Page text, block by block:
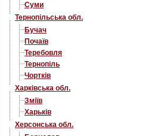
Суми
Тернопільська обл.
Бучач
Почаїв
Теребовля
Тернопіль
Чортків
Харківська обл.
Зміїв
Харьків
Херсонська обл.